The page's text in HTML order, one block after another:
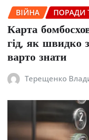
ВІЙНА ПОРАДИ
Карта
гід, як швидко
варто знати
Терещенко